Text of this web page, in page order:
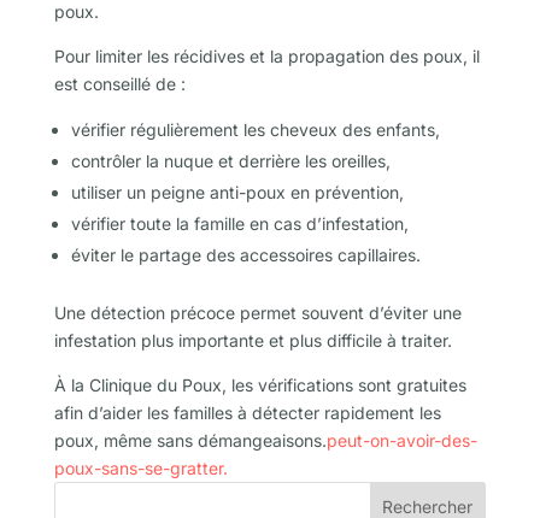
poux.
Pour limiter les récidives et la propagation des poux, il
est conseillé de :
vérifier régulièrement les cheveux des enfants,
contrôler la nuque et derrière les oreilles,
utiliser un peigne anti-poux en prévention,
vérifier toute la famille en cas d’infestation,
éviter le partage des accessoires capillaires.
Une détection précoce permet souvent d’éviter une
infestation plus importante et plus difficile à traiter.
À la Clinique du Poux, les vérifications sont gratuites
afin d’aider les familles à détecter rapidement les
poux, même sans démangeaisons.peut-on-avoir-des-
poux-sans-se-gratter.
Rechercher